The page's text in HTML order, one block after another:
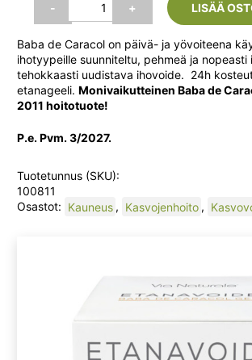
-
Amazonas
de
Caracol
–
24h
kosteuttava
hoitava
Naturale)
määrä
+ LISÄÄ
Baba de Caracol on päivä- ja yövoiteena
ihotyypeille suunniteltu, pehmeä ja nopeasti
tehokkaasti uudistava ihovoide. 24h
etanageeli. Monivaikutteinen Baba de
2011 hoitotuote!
P.e. Pvm. 3/2027.
Tuotetunnus (SKU):
100811
Osastot: Kauneus , Kasvojenhoito ,